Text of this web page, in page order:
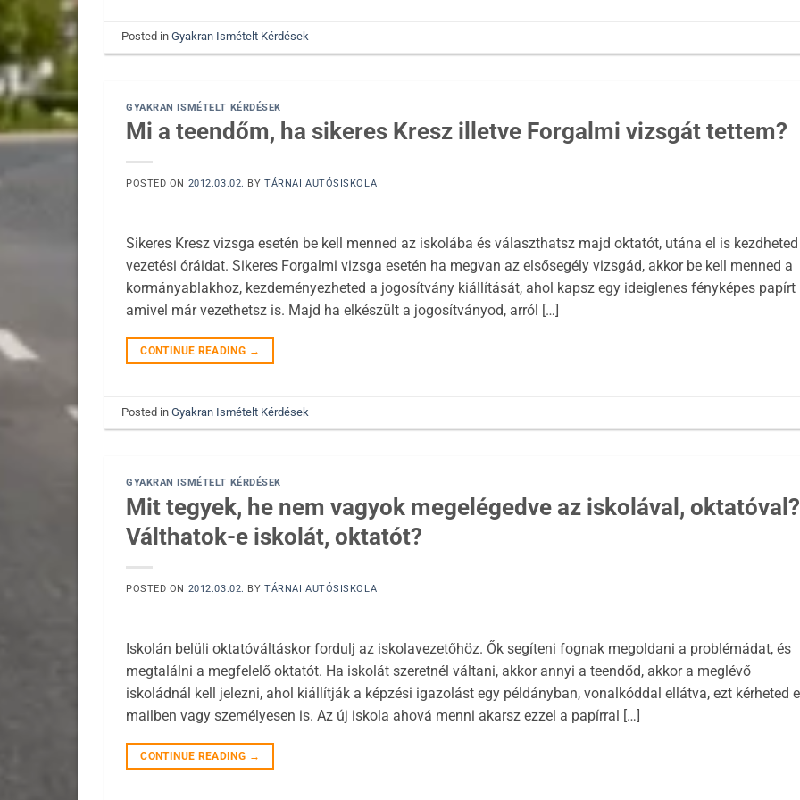
Posted inGyakran Ismételt Kérdések
GYAKRAN ISMÉTELT KÉRDÉSEK
Mi a teendőm, ha sikeres Kresz illetve Forgalmi vizsgát tettem?
POSTED ON 2012.03.02. BYTÁRNAI AUTÓSISKOLA
Sikeres Kresz vizsga esetén be kell menned az iskolába és választhatsz majd oktatót, utána el is
vezetési óráidat. Sikeres Forgalmi vizsga esetén ha megvan az elsősegély vizsgád, akkor be kell menned a
kormányablakhoz, kezdeményezheted a jogosítvány kiállítását, ahol kapsz egy ideiglenes fényképes papírt
amivel már vezethetsz is. Majd ha elkészült a jogosítványod, arról […]
CONTINUE READING →
Posted inGyakran Ismételt Kérdések
GYAKRAN ISMÉTELT KÉRDÉSEK
Mit tegyek, he nem vagyok megelégedve az iskolával, oktatóval?
Válthatok-e iskolát, oktatót?
POSTED ON 2012.03.02. BYTÁRNAI AUTÓSISKOLA
Iskolán belüli oktatóváltáskor fordulj az iskolavezetőhöz. Ők segíteni fognak megoldani a problémádat, és
megtalálni a megfelelő oktatót. Ha iskolát szeretnél váltani, akkor annyi a teendőd, akkor a meglévő
iskoládnál kell jelezni, ahol kiállítják a képzési igazolást egy példányban, vonalkóddal ellátva, ezt kérheted
mailben vagy személyesen is. Az új iskola ahová menni akarsz ezzel a papírral […]
CONTINUE READING →